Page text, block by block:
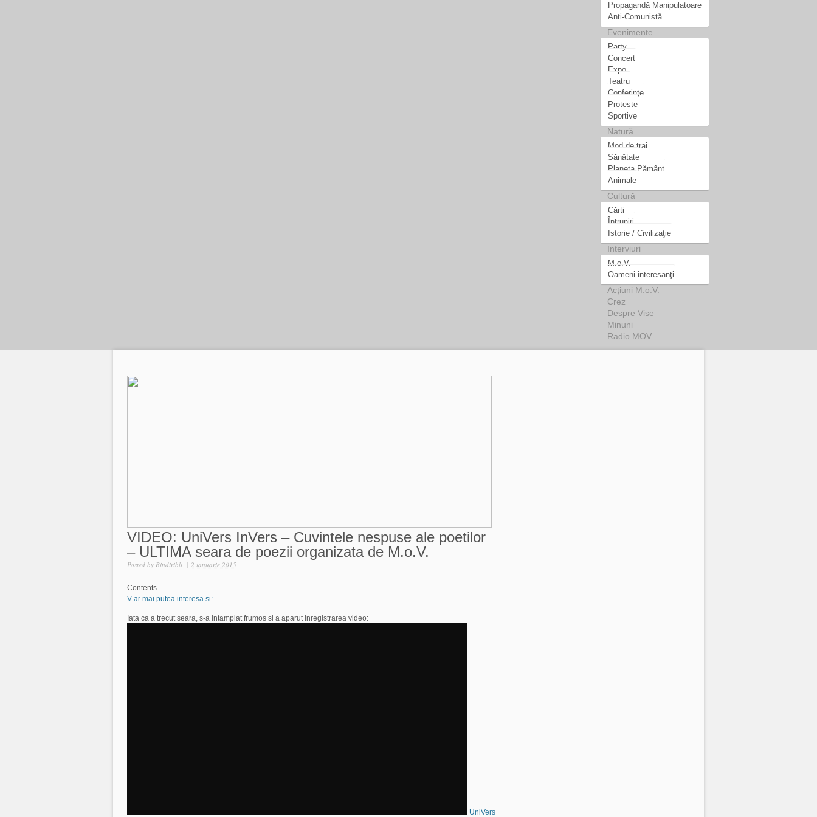
Propagandă Manipulatoare
Anti-Comunistă
Evenimente
Party
Concert
Expo
Teatru
Conferinţe
Proteste
Sportive
Natură
Mod de trai
Sănătate
Planeta Pământ
Animale
Cultură
Cărti
Întruniri
Istorie / Civilizaţie
Interviuri
M.o.V.
Oameni interesanţi
Acţiuni M.o.V.
Crez
Despre Vise
Minuni
Radio MOV
VIDEO: UniVers InVers – Cuvintele nespuse ale poetilor
– ULTIMA seara de poezii organizata de M.o.V.
Posted by Bindiribli | 2 ianuarie 2015
Contents
V-ar mai putea interesa si:
Iata ca a trecut seara, s-a intamplat frumos si a aparut inregistrarea video:
UniVers